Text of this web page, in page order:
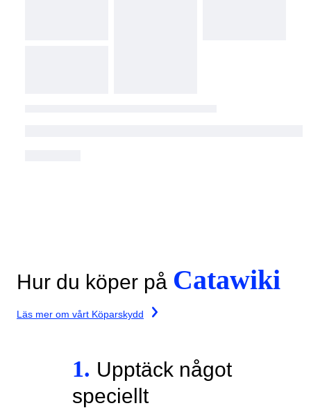
Hur du köper på Catawiki
Läs mer om vårt Köparskydd
1. Upptäck något
speciellt